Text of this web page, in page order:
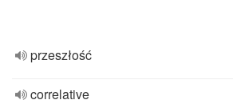
przeszłość
correlative